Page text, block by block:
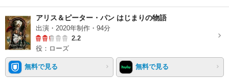
アリス＆ピーター・パン はじまりの物語
出演・2020年制作・94分
2.2
役：ローズ
無料で見る 無料で見る